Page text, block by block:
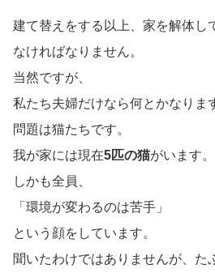
建て替えをする以上、家を解体し
なければなりません。
当然ですが、
私たち夫婦だけなら何とかなりま
問題は猫たちです。
我が家には現在5匹の猫がいます。
しかも全員、
「環境が変わるのは苦手」
という顔をしています。
聞いたわけではありませんが、た